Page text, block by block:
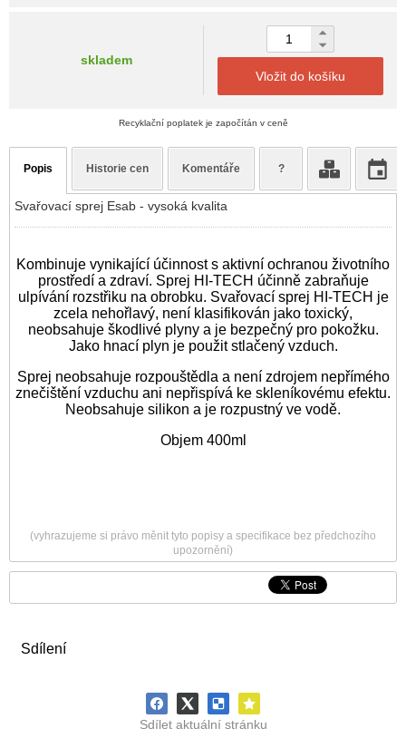
Sdílení
Sdílet aktuální stránku
skladem
Vložit do košíku
Recyklační poplatek je započítán v ceně
Popis Historie cen Komentáře ?
Svařovací sprej Esab - vysoká kvalita
Kombinuje vynikající účinnost s aktivní ochranou životního
prostředí a zdraví. Sprej HI-TECH účinně zabraňuje
ulpívání rozstřiku na obrobku. Svařovací sprej HI-TECH je
zcela nehořlavý, není klasifikován jako toxický,
neobsahuje škodlivé plyny a je bezpečný pro pokožku.
Jako hnací plyn je použit stlačený vzduch.
Sprej neobsahuje rozpouštědla a není zdrojem nepřímého
znečištění vzduchu ani nepřispívá ke skleníkovému efektu.
Neobsahuje silikon a je rozpustný ve vodě.
Objem 400ml
(vyhrazujeme si právo měnit tyto popisy a specifikace bez předchozího
upozornění)